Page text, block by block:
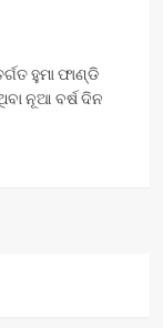
ହୁମା ଫାଣ୍ଡି
ନୂଆ ବର୍ଷ ଦିନ